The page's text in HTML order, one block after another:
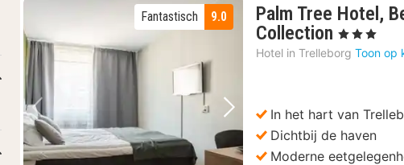
Vorige foto Volgende foto
9.0
Fantastisch
Palm Tree Hotel,
Collection 3
nachten
€
, 3 Sterren
Hotel in Trelleborg Toon op
In het hart van
Dichtbij de haven
Moderne